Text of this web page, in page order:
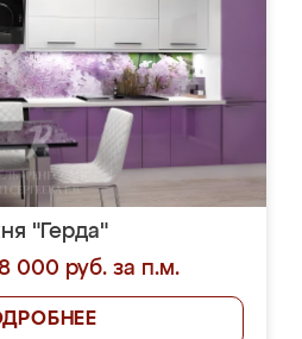
"Герда"
000 руб. за п.м.